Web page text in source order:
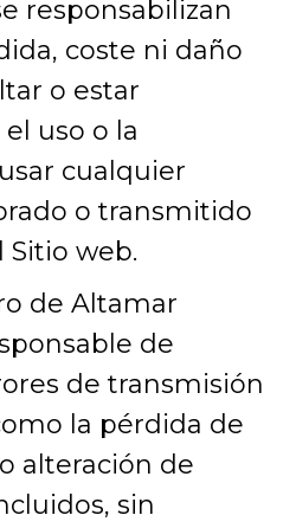
responsabilizan
coste ni daño
o estar
uso o la
cualquier
o transmitido
Sitio web.
de Altamar
de
de transmisión
la pérdida de
alteración de
sin